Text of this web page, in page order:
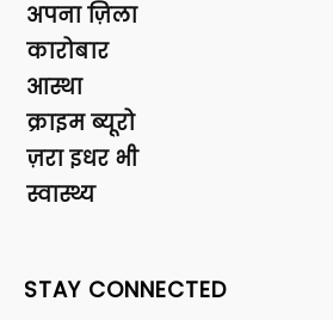
अपना ज़िला
कारोबार
आस्था
क्राइम ब्यूरो
ज़रा इधर भी
स्वास्थ्य
STAY CONNECTED